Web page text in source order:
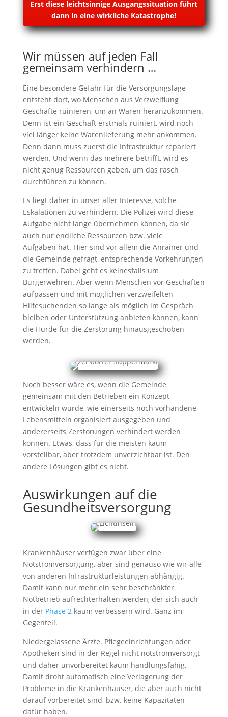
Erst diese leichtsinnige Ausgangssituation führt
dann in eine wirkliche Katastrophe!
Wir müssen auf jeden Fall
gemeinsam verhindern …
Eine besondere Gefahr für die Versorgungslage
entsteht dort, wo Menschen aus Verzweiflung
Geschäfte ruinieren, um an Waren heranzukommen.
Denn ist ein Geschäft erstmals ruiniert, wird noch
viel länger keine Warenlieferung mehr ankommen.
Denn dann muss zuerst die Infrastruktur repariert
werden. Und wenn das mehrere betrifft, wird es
nicht genug Ressourcen geben, um das rasch
durchführen zu können.
Es liegt daher in unser aller Interesse, solche
Eskalationen zu verhindern. Die Polizei wird diese
Aufgabe nicht lange übernehmen können, da sie
auch nur endliche Ressourcen bzw. viele
Aufgaben hat. Hier sind vor allem die Anrainer und
die Gemeinde gefragt, entsprechende Vorkehrungen
zu treffen. Dabei geht es keinesfalls um
Bürgerwehren. Aber wenn Menschen vor Geschäften
aufpassen und mit möglichen verzweifelten
Hilfesuchenden so lange als möglich im Gespräch
bleiben oder Unterstützung anbieten können, kann
die Hürde für die Zerstörung hinausgeschoben
werden.
Noch besser wäre es, wenn die Gemeinde
gemeinsam mit den Betrieben ein Konzept
entwickeln würde, wie einerseits noch vorhandene
Lebensmitteln organisiert ausgegeben und
andererseits Zerstörungen verhindert werden
können. Etwas, dass für die meisten kaum
vorstellbar, aber trotzdem unverzichtbar ist. Den
andere Lösungen gibt es nicht.
Auswirkungen auf die
Gesundheitsversorgung
Krankenhäuser verfügen zwar über eine
Notstromversorgung, aber sind genauso wie wir alle
von anderen Infrastrukturleistungen abhängig.
Damit kann nur mehr ein sehr beschränkter
Notbetrieb aufrechterhalten werden, der sich auch
in der Phase 2kaum verbessern wird. Ganz im
Gegenteil.
Niedergelassene Ärzte. Pflegeeinrichtungen oder
Apotheken sind in der Regel nicht notstromversorgt
und daher unvorbereitet kaum handlungsfähig.
Damit droht automatisch eine Verlagerung der
Probleme in die Krankenhäuser, die aber auch nicht
darauf vorbereitet sind, bzw. keine Kapazitäten
dafür haben.